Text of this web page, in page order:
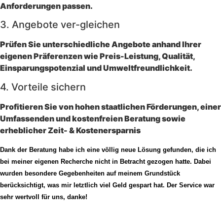
Anforderungen passen.
3. Angebote ver-gleichen
Prüfen Sie unterschiedliche Angebote anhand Ihrer
eigenen Präferenzen wie Preis-Leistung, Qualität,
Einsparungspotenzial und Umweltfreundlichkeit.
4. Vorteile sichern
Profitieren Sie von hohen staatlichen Förderungen, einer
Umfassenden und kostenfreien Beratung sowie
erheblicher Zeit- & Kostenersparnis
Dank der Beratung habe ich eine völlig neue Lösung gefunden, die ich
bei meiner eigenen Recherche nicht in Betracht gezogen hatte. Dabei
wurden besondere Gegebenheiten auf meinem Grundstück
berücksichtigt, was mir letztlich viel Geld gespart hat. Der Service war
sehr wertvoll für uns, danke!